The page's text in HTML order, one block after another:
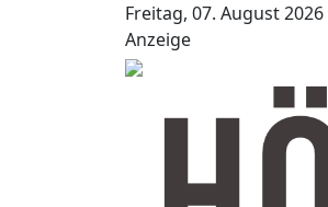
Freitag, 07. August 2026
Anzeige